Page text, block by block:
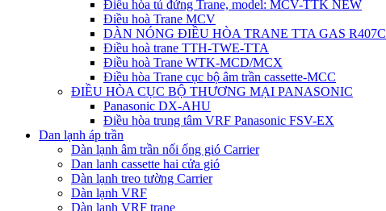
Điều hòa tủ đứng Trane, model: MCV-TTK NEW
Điều hoà Trane MCV
DÀN NÓNG ĐIỀU HÒA TRANE TTA GAS R407C
Điều hoà trane TTH-TWE-TTA
Điều hoà Trane WTK-MCD/MCX
Điều hòa Trane cục bộ âm trần cassette-MCC
ĐIỀU HÒA CỤC BỘ THƯƠNG MẠI PANASONIC
Panasonic DX-AHU
Điều hòa trung tâm VRF Panasonic FSV-EX
Dan lạnh áp trần
Dàn lạnh âm trần nối ống gió Carrier
Dan lanh cassette hai cửa gió
Dàn lạnh treo tường Carrier
Dàn lạnh VRF
Dàn lạnh VRF trane